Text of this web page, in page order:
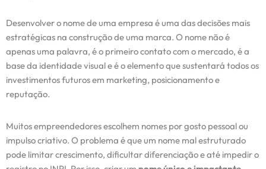
Desenvolver o nome de uma empresa é uma das decisões mais
estratégicas na construção de uma marca. O nome não é
apenas uma palavra, é o primeiro contato com o mercado, é a
base da identidade visual e é o elemento que sustentará todos os
investimentos futuros em marketing, posicionamento e
reputação.
Muitos empreendedores escolhem nomes por gosto pessoal ou
impulso criativo. O problema é que um nome mal estruturado
pode limitar crescimento, dificultar diferenciação e até impedir o